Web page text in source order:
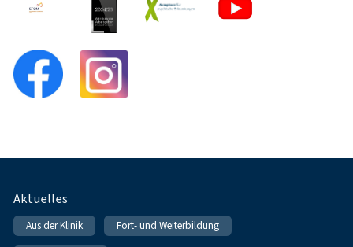
Fußnavigation
Aktuelles
Aus der Klinik Fort- und Weiterbildung